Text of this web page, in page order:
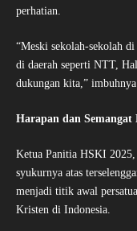
perhatian.
“Meski sekolah-sekolah
di daerah seperti NTT,
dukungan kita,”
Harapan dan Semangat
Ketua Panitia HSKI
syukurnya atas
menjadi titik awal
Kristen di Indonesia.